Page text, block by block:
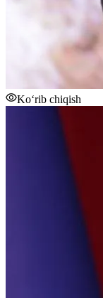
Ko‘rib chiqish